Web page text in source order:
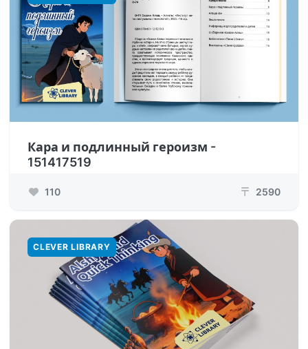
Кара и подлинный героизм -
151417519
110 ₸ 2590
CLEVER LIBRARY